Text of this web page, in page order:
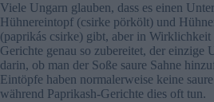
Viele Ungarn glauben, dass es einen
Hühnereintopf (csirke pörkölt) und
(paprikás csirke) gibt, aber in Wirklichkeit
Gerichte genau so zubereitet, der einzige
darin, ob man der Soße saure Sahne
Eintöpfe haben normalerweise keine
während Paprikash-Gerichte dies oft tun.